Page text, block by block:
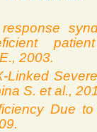
2003.
Linked
S. et al.,
Due to